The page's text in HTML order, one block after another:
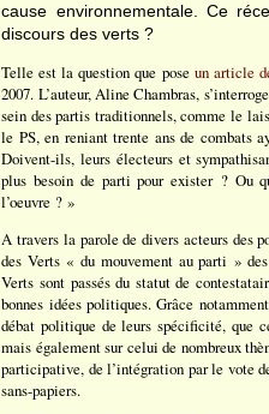
cause environnementale. Ce
discours des verts ?
Telle est la question que pose un article
2007. L’auteur, Aline Chambras,
sein des partis traditionnels, comme le
le PS, en reniant trente ans de combats
Doivent-ils, leurs électeurs et
plus besoin de parti pour exister ? Ou
l’oeuvre ? »
A travers la parole de divers acteurs des
des Verts « du mouvement au parti »
Verts sont passés du statut de
bonnes idées politiques. Grâce
débat politique de leurs spécificité, que
mais également sur celui de nombreux
participative, de l’intégration par le vote
sans-papiers.